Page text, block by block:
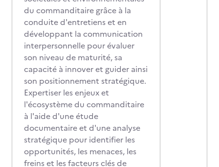
du commanditaire grâce à la
conduite d'entretiens et en
développant la communication
interpersonnelle pour évaluer
son niveau de maturité, sa
capacité à innover et guider ainsi
son positionnement stratégique.
Expertiser les enjeux et
l'écosystème du commanditaire
à l'aide d'une étude
documentaire et d'une analyse
stratégique pour identifier les
opportunités, les menaces, les
freins et les facteurs clés de